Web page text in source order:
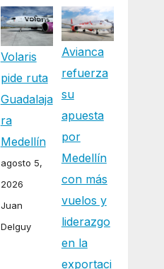
Volaris
pide ruta
Guadalaja
ra
Medellín
agosto 5,
2026
Juan
Delguy
Avianca
refuerza
su
apuesta
por
Medellín
con más
vuelos y
liderazgo
en la
exportaci